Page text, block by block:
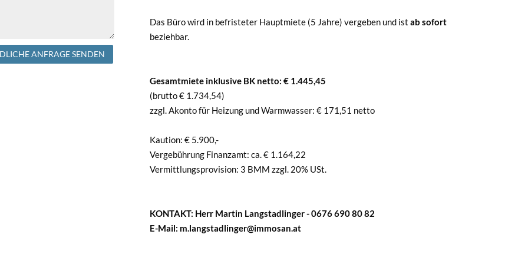
ANFRAGE SENDEN
Das Büro wird in befristeter Hauptmiete (5 Jahre) vergeben und ist ab sofort
beziehbar.
Gesamtmiete inklusive BK netto: € 1.445,45
(brutto € 1.734,54)
zzgl. Akonto für Heizung und Warmwasser: € 171,51 netto
Kaution: € 5.900,-
Vergebührung Finanzamt: ca. € 1.164,22
Vermittlungsprovision: 3 BMM zzgl. 20% USt.
KONTAKT: Herr Martin Langstadlinger - 0676 690 80 82
E-Mail: m.langstadlinger@immosan.at